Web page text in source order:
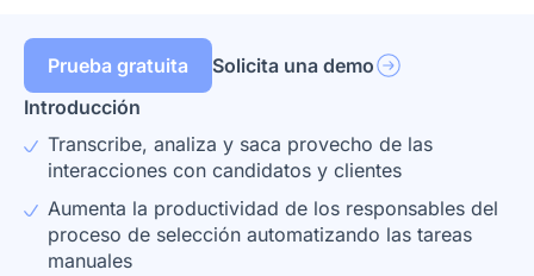
Prueba gratuita
Solicita una demo
Introducción
Transcribe, analiza y saca provecho de las
interacciones con candidatos y clientes
Aumenta la productividad de los responsables del
proceso de selección automatizando las tareas
manuales